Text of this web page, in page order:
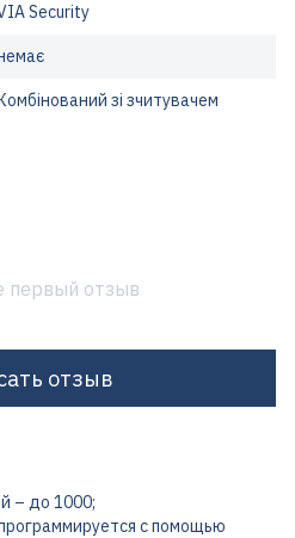
Security
зі зчитувачем
первый отзыв
отзыв
– до 1000;
с помощью